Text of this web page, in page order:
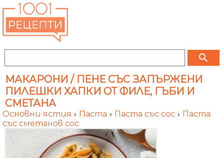
search
МАКАРОНИ / ПЕНЕ СЪС ЗАПЪРЖЕНИ
ПИЛЕШКИ ХАПКИ ОТ ФИЛЕ, ГЪБИ И
СМЕТАНА
Основни ястия › Паста › Паста със сос › Паста
със сметанов сос